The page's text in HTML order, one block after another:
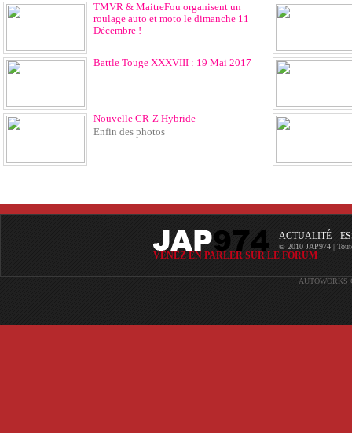
TMVR & MaitreFou organisent un
roulage auto et moto le dimanche 11
Décembre !
Battle Touge XXXVIII : 19 Mai 2017
Nouvelle CR-Z Hybride
Enfin des photos
ACTUALITÉ
© 2010 JAP974 |
VENEZ EN PARLER SUR LE FORUM
AUTOWORKS